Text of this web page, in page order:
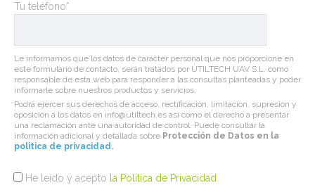
Tu teléfono*
Le informamos que los datos de carácter personal que nos proporcione en
este formulario de contacto, serán tratados por UTILTECH UAV S.L. como
responsable de esta web para responder a las consultas planteadas y poder
informarle sobre nuestros productos y servicios.
Podrá ejercer sus derechos de acceso, rectificación, limitación, supresión y
oposición a los datos en info@utiltech.es así como el derecho a presentar
una reclamación ante una autoridad de control. Puede consultar la
información adicional y detallada sobre Protección de Datos en la
politica de privacidad.
He leído y acepto la Política de Privacidad.